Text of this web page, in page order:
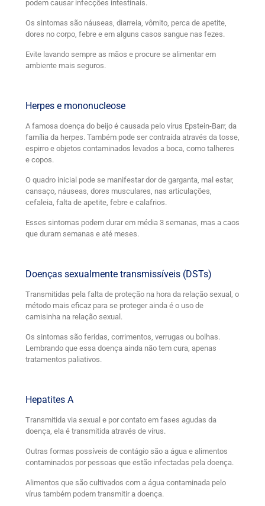
podem causar infecções intestinais.
Os sintomas são náuseas, diarreia, vômito, perca de apetite,
dores no corpo, febre e em alguns casos sangue nas fezes.
Evite lavando sempre as mãos e procure se alimentar em
ambiente mais seguros.
Herpes e mononucleose
A famosa doença do beijo é causada pelo vírus Epstein-Barr, da
família da herpes. Também pode ser contraída através da tosse,
espirro e objetos contaminados levados a boca, como talheres
e copos.
O quadro inicial pode se manifestar dor de garganta, mal estar,
cansaço, náuseas, dores musculares, nas articulações,
cefaleia, falta de apetite, febre e calafrios.
Esses sintomas podem durar em média 3 semanas, mas a caos
que duram semanas e até meses.
Doenças sexualmente transmissíveis (DSTs)
Transmitidas pela falta de proteção na hora da relação sexual, o
método mais eficaz para se proteger ainda é o uso de
camisinha na relação sexual.
Os sintomas são feridas, corrimentos, verrugas ou bolhas.
Lembrando que essa doença ainda não tem cura, apenas
tratamentos paliativos.
Hepatites A
Transmitida via sexual e por contato em fases agudas da
doença, ela é transmitida através de vírus.
Outras formas possíveis de contágio são a água e alimentos
contaminados por pessoas que estão infectadas pela doença.
Alimentos que são cultivados com a água contaminada pelo
vírus também podem transmitir a doença.